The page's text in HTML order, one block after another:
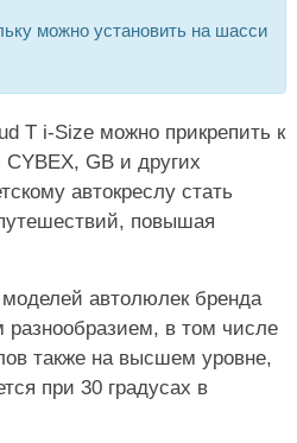
можно установить на шасси
T i-Size можно прикрепить к
GB и других
автокреслу стать
повышая
автолюлек бренда
разнообразием, в том числе
также на высшем уровне,
при 30 градусах в